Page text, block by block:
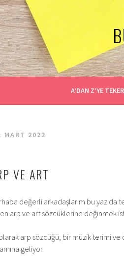
A’DAN Z’YE
MART 2022
VE ART
değerli arkadaşlarım bu yazıda
arp ve art sözcüklerine değinmek
arp sözcüğü, bir müzik terimi
geliyor.